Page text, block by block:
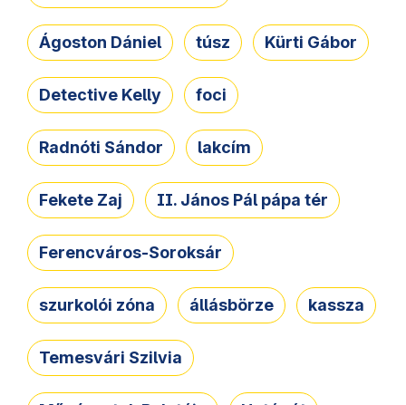
Ágoston Dániel túsz Kürti Gábor
Detective Kelly foci
Radnóti Sándor lakcím
Fekete Zaj II. János Pál pápa tér
Ferencváros-Soroksár
szurkolói zóna állásbörze kassza
Temesvári Szilvia